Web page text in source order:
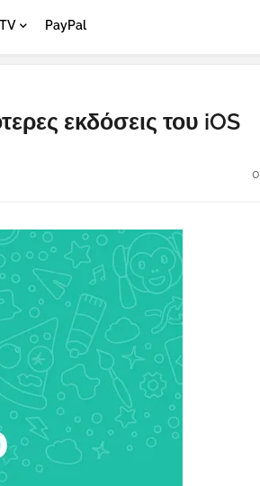
PayPal
εκδόσεις του iOS
0